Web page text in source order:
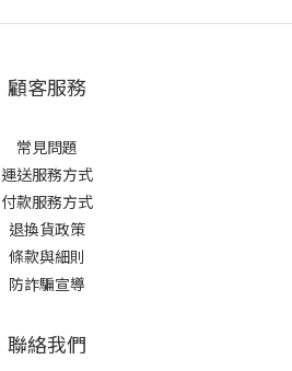
顧客服務
常見問題
運送服務方式
付款服務方式
退換貨政策
條款與細則
防詐騙宣導
聯絡我們